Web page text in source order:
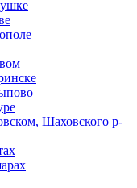
Шаховского р-